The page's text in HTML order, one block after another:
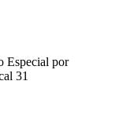
Especial por
31